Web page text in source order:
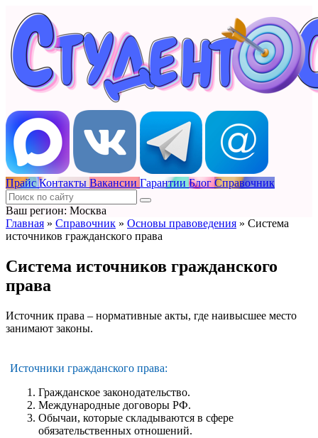
Прайс Контакты Вакансии Гарантии Блог Справочник
Ваш регион: Москва
Главная » Справочник » Основы правоведения » Система
источников гражданского права
Система источников гражданского
права
Источник права – нормативные акты, где наивысшее место
занимают законы.
Источники гражданского права:
Гражданское законодательство.
Международные договоры РФ.
Обычаи, которые складываются в сфере
обязательственных отношений.